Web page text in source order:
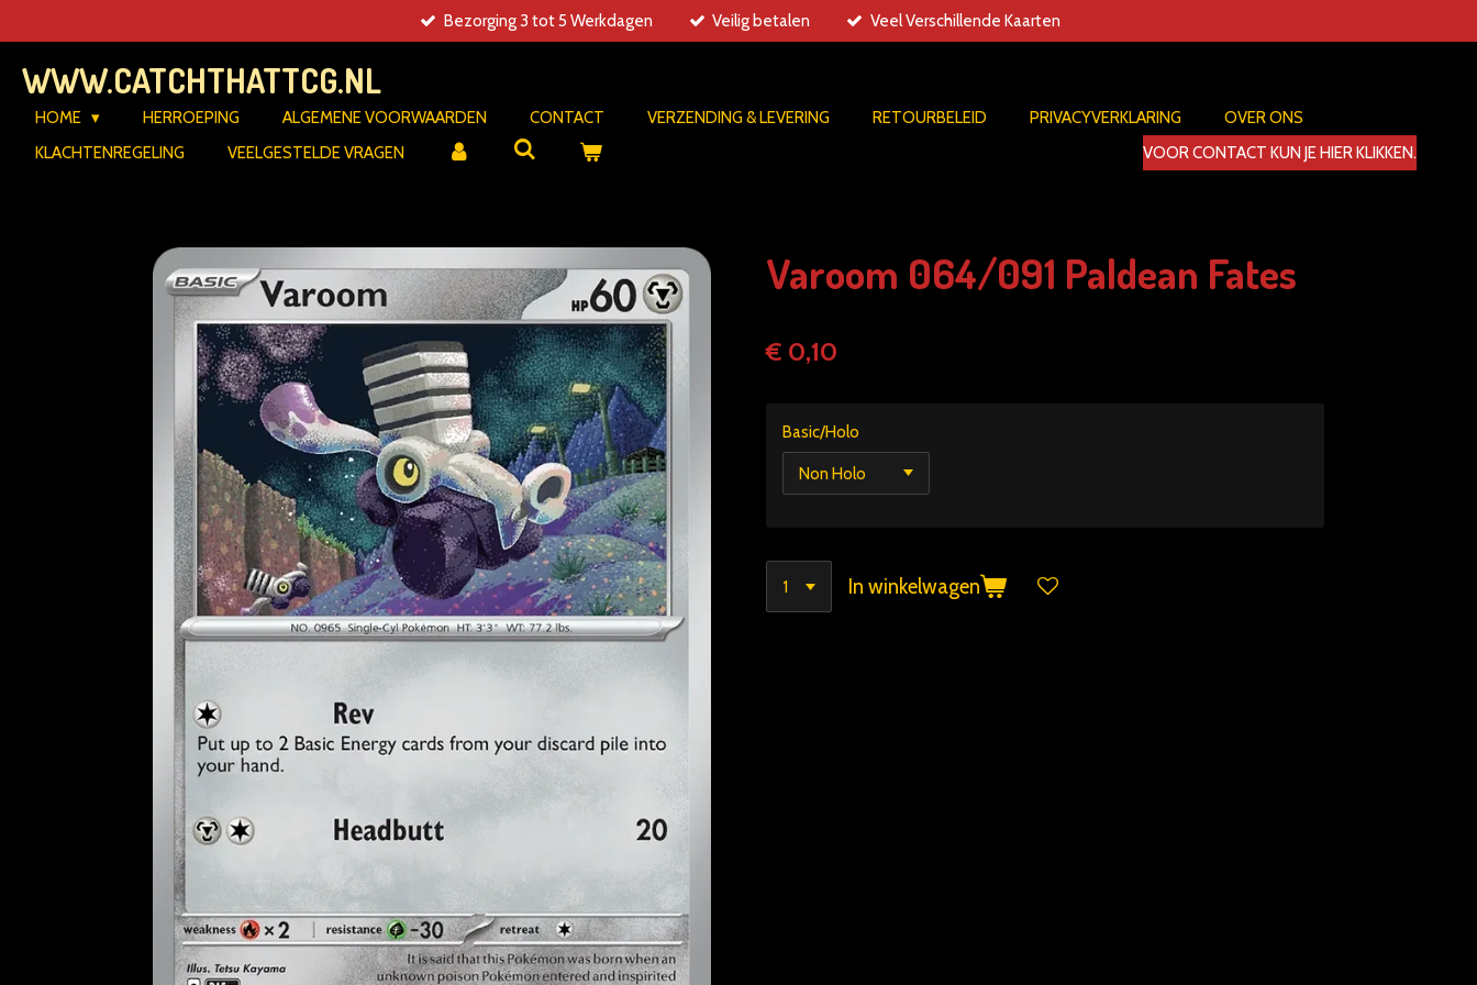
direct
naar
de
hoofdinhoud
Bezorging 3 tot 5 Werkdagen Veilig betalen Veel Verschillende Kaarten
WWW.CATCHTHATTCG.NL
HOME HERROEPING ALGEMENE VOORWAARDEN CONTACT VERZENDING & LEVERING RETOURBELEID PRIVACYVERKLARING
OVER ONS
KLACHTENREGELING
VEELGESTELDE VRAGEN VOOR CONTACT KUN JE HIER KLIKKEN.
Varoom 064/091 Paldean Fates
€ 0,10
Basic/Holo
In winkelwagen